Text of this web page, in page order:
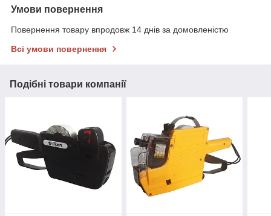
Умови повернення
Повернення товару впродовж 14 днів за домовленістю
Всі умови повернення
Подібні товари компанії